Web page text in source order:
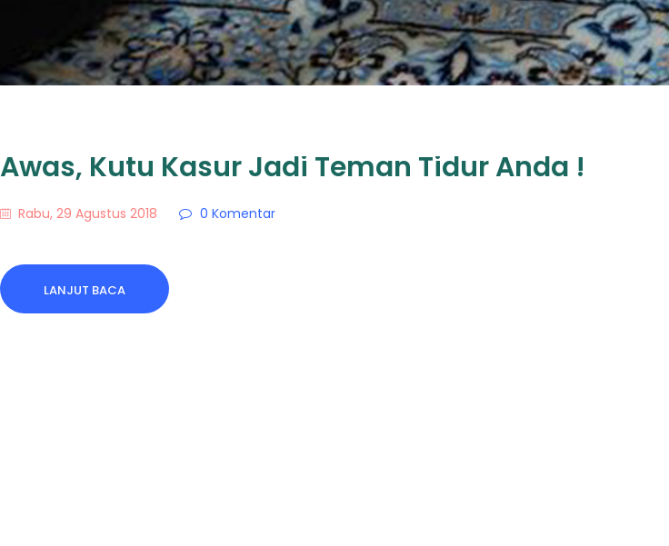
Awas, Kutu Kasur Jadi Teman Tidur Anda !
Rabu, 29 Agustus 2018 0 Komentar
LANJUT BACA